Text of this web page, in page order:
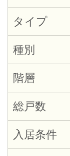
タイプ
種別
階層
総戸数
入居条件